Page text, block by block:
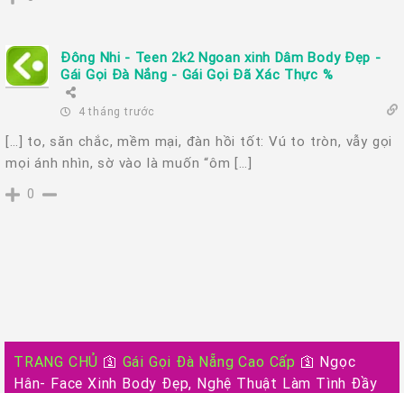
Đông Nhi - Teen 2k2 Ngoan xinh Dâm Body Đẹp -
Gái Gọi Đà Nắng - Gái Gọi Đã Xác Thực %
4 tháng trước
[…] to, săn chắc, mềm mại, đàn hồi tốt: Vú to tròn, vẫy gọi
mọi ánh nhìn, sờ vào là muốn “ôm […]
0
TRANG CHỦ 🛐 Gái Gọi Đà Nẵng Cao Cấp 🛐 Ngọc
Hân- Face Xinh Body Đẹp, Nghệ Thuật Làm Tình Đầy